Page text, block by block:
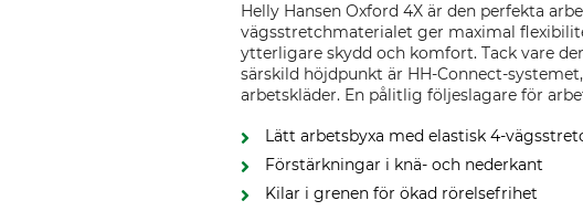
Helly Hansen Oxford 4X är den perfekta
vägsstretchmaterialet ger maximal
ytterligare skydd och komfort. Tack vare
särskild höjdpunkt är HH-Connect-
arbetskläder. En pålitlig följeslagare för
Lätt arbetsbyxa med elastisk 4-
Förstärkningar i knä- och nederkant
Kilar i grenen för ökad rörelsefrihet